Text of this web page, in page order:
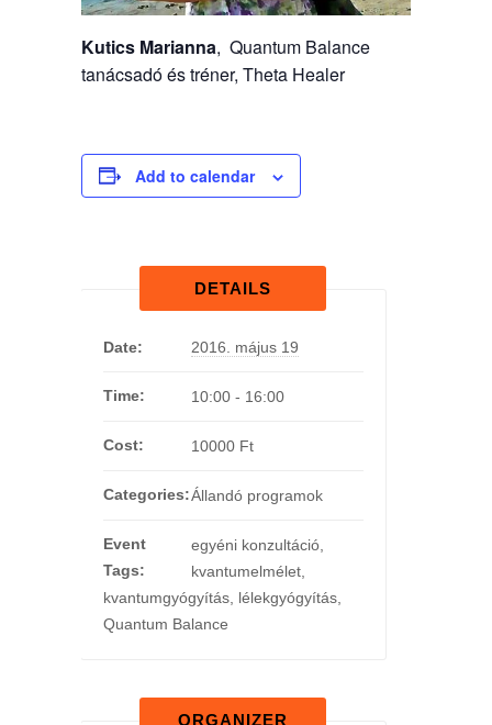
Kutics Marianna, Quantum Balance
tanácsadó és tréner, Theta Healer
Add to calendar
DETAILS
Date: 2016. május 19
Time: 10:00 - 16:00
Cost: 10000 Ft
Categories:Állandó programok
Event
Tags:
egyéni konzultáció,
kvantumelmélet,
kvantumgyógyítás, lélekgyógyítás,
Quantum Balance
ORGANIZER